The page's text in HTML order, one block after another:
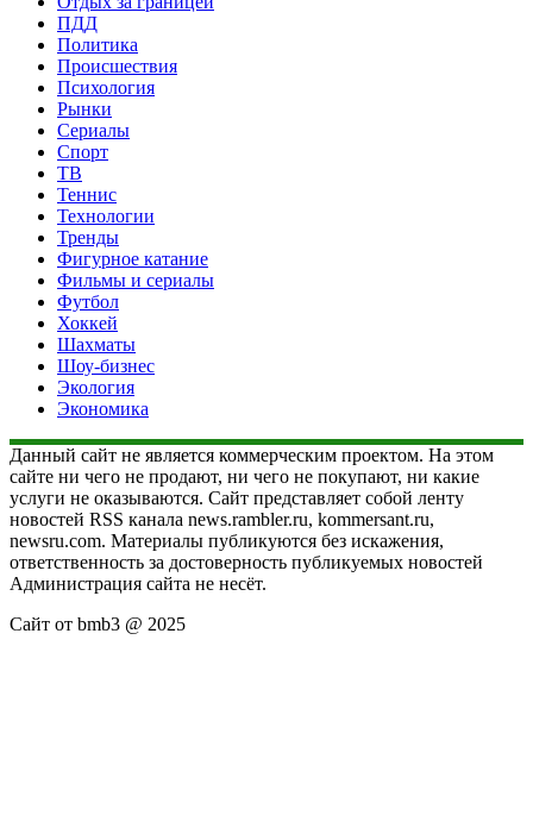
ПДД
Политика
Происшествия
Психология
Рынки
Сериалы
Спорт
ТВ
Теннис
Технологии
Тренды
Фигурное катание
Фильмы и сериалы
Футбол
Хоккей
Шахматы
Шоу-бизнес
Экология
Экономика
Данный сайт не является коммерческим проектом. На этом
сайте ни чего не продают, ни чего не покупают, ни какие
услуги не оказываются. Сайт представляет собой ленту
новостей RSS канала news.rambler.ru, kommersant.ru,
newsru.com. Материалы публикуются без искажения,
ответственность за достоверность публикуемых новостей
Администрация сайта не несёт.
Сайт от bmb3 @ 2025